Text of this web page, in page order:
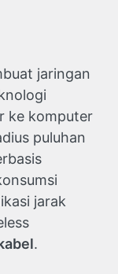
jaringan
ke komputer
puluhan
jarak
.